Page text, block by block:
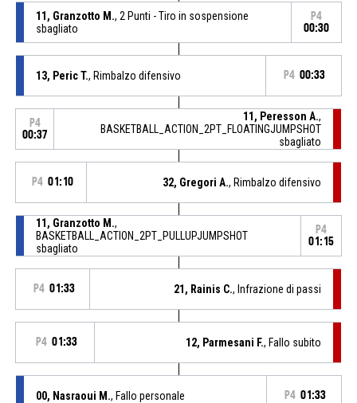
11, Granzotto M., 2 Punti - Tiro in sospensione
sbagliato
P4
00:30
13, Peric T., Rimbalzo difensivo P4 00:33
P4
00:37
11, Peresson A.,
BASKETBALL_ACTION_2PT_FLOATINGJUMPSHOT
sbagliato
P4 01:10 32, Gregori A., Rimbalzo difensivo
11, Granzotto M.,
BASKETBALL_ACTION_2PT_PULLUPJUMPSHOT
sbagliato
P4
01:15
P4 01:33 21, Rainis C., Infrazione di passi
P4 01:33 12, Parmesani F., Fallo subito
00, Nasraoui M., Fallo personale P4 01:33